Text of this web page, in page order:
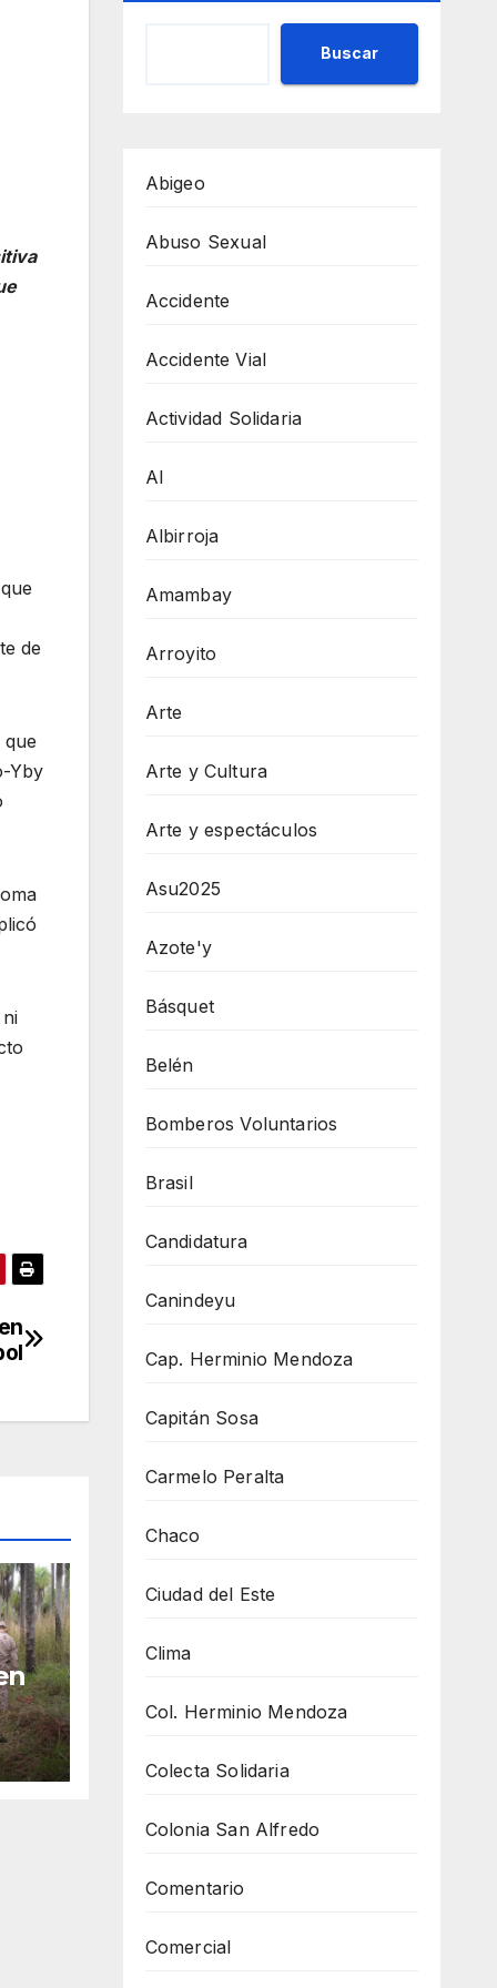
de
Yby
Buscar
Abigeo
Abuso Sexual
Accidente
Accidente Vial
Actividad Solidaria
AI
Albirroja
Amambay
Arroyito
Arte
Arte y Cultura
Arte y espectáculos
Asu2025
Azote'y
Básquet
Belén
Bomberos Voluntarios
Brasil
Candidatura
Canindeyu
Cap. Herminio Mendoza
Capitán Sosa
Carmelo Peralta
Chaco
Ciudad del Este
Clima
Col. Herminio Mendoza
Colecta Solidaria
Colonia San Alfredo
Comentario
Comercial